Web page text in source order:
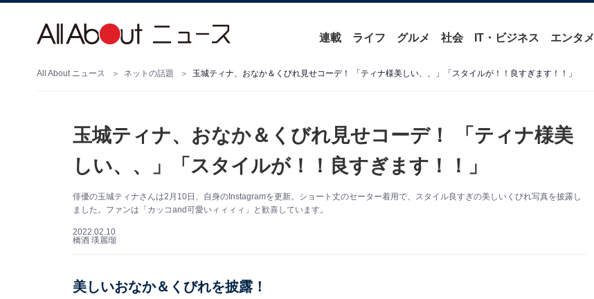
連載 ライフ グルメ 社会 IT・ビジネス エンタメ
All About ニュース ネットの話題 玉城ティナ、おなか＆くびれ見せコーデ！ 「ティナ様美しい、、」「スタイルが！！良すぎます！！」
玉城ティナ、おなか＆くびれ見せコーデ！ 「ティナ様美
しい、、」「スタイルが！！良すぎます！！」
俳優の玉城ティナさんは2月10日、自身のInstagramを更新。ショート丈のセーター着用で、スタイル良すぎの美しいくびれ写真を披露し
ました。ファンは「カッコand可愛いィィィィ」と歓喜しています。
2022.02.10
橋酒 瑛麗瑠
美しいおなか＆くびれを披露！